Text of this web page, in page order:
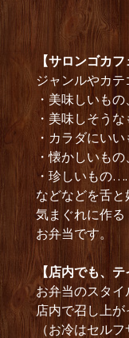
【サロンゴカ
ジャンルやカ
・美味しいもの、
・美味しそうな
・カラダにいい
・懐かしいもの
・珍しいもの….
などなどを舌
気まぐれに作
お弁当です。
【店内でも、テ
お弁当のスタ
店内で召し上が
（お冷はセル